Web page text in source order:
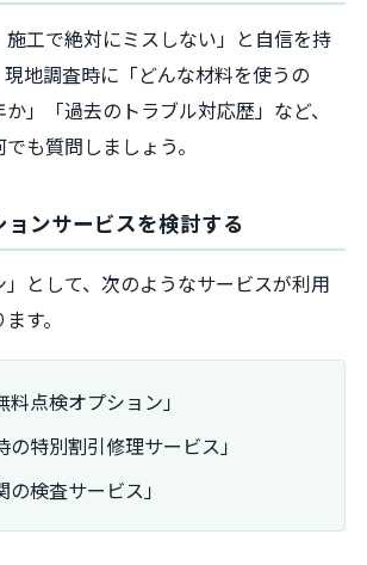
施工で絶対にミスしない」と自信を持
地調査時に「どんな材料を使うの
」「過去のトラブル対応歴」など、
も質問しましょう。
ンサービスを検討する
」として、次のようなサービスが利用
す。
料点検オプション」
の特別割引修理サービス」
の検査サービス」